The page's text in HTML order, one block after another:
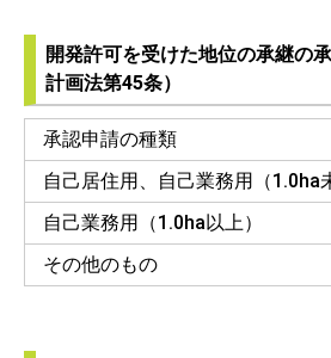
開発許可を受けた地位の承継の
計画法第45条）
承認申請の種類
自己居住用、自己業務用（1.0ha
自己業務用（1.0ha以上）
その他のもの